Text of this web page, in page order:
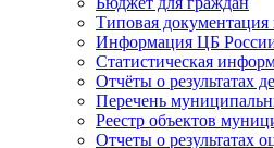
Типовая
Информация ЦБ
Статистическая
Отчёты о результатах
Перечень
Реестр объектов
Отчеты о результатах